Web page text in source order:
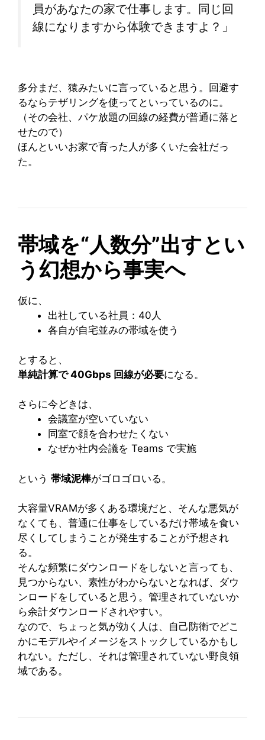
員があなたの家で仕事します。同じ回
線になりますから体験できますよ？」
多分まだ、猿みたいに言っていると思う。回避す
るならテザリングを使ってといっているのに。
（その会社、パケ放題の回線の経費が普通に落と
せたので）
ほんといいお家で育った人が多くいた会社だっ
た。
帯域を“人数分”出すとい
う幻想から事実へ
仮に、
出社している社員：40人
各自が自宅並みの帯域を使う
とすると、
単純計算で 40Gbps 回線が必要になる。
さらに今どきは、
会議室が空いていない
同室で顔を合わせたくない
なぜか社内会議を Teams で実施
という 帯域泥棒がゴロゴロいる。
大容量VRAMが多くある環境だと、そんな悪気が
なくても、普通に仕事をしているだけ帯域を食い
尽くしてしまうことが発生することが予想され
る。
そんな頻繁にダウンロードをしないと言っても、
見つからない、素性がわからないとなれば、ダウ
ンロードをしていると思う。管理されていないか
ら余計ダウンロードされやすい。
なので、ちょっと気が効く人は、自己防衛でどこ
かにモデルやイメージをストックしているかもし
れない。ただし、それは管理されていない野良領
域である。